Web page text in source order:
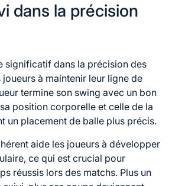
dans la précision
significatif dans la précision des
à maintenir leur ligne de
termine son swing avec un bon
position corporelle et celle de la
un placement de balle plus précis.
aide les joueurs à développer
ce qui est crucial pour
réussis lors des matchs. Plus un